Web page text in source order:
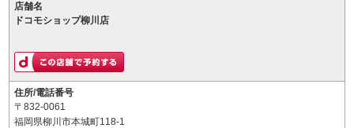
店舗名
ドコモショップ柳川店
住所/電話番号
〒832-0061
福岡県柳川市本城町118-1